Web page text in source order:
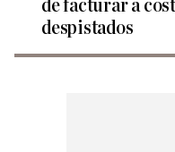
de facturar a
despistados